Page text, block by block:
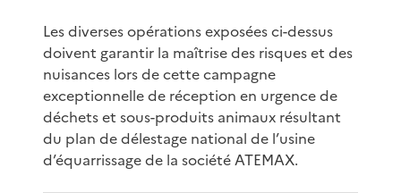
Les diverses opérations exposées ci-dessus
doivent garantir la maîtrise des risques et des
nuisances lors de cette campagne
exceptionnelle de réception en urgence de
déchets et sous-produits animaux résultant
du plan de délestage national de l’usine
d’équarrissage de la société ATEMAX.